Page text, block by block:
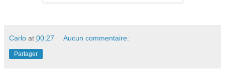
Carlo at 00:27 Aucun commentaire:
Partager